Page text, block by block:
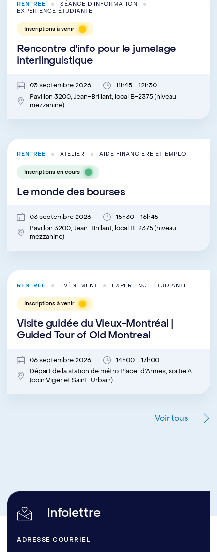
RENTRÉE
SÉANCE D'INFORMATION
EXPÉRIENCE ÉTUDIANTE
Inscriptions à venir
Rencontre d'info pour le jumelage
interlinguistique
03 septembre 2026
11h45 - 12h30
Pavillon 3200, Jean-Brillant, local B-2375 (niveau
mezzanine)
RENTRÉE ATELIER AIDE FINANCIÈRE ET EMPLOI
Inscriptions en cours
Le monde des bourses
03 septembre 2026
15h30 - 16h45
Pavillon 3200, Jean-Brillant, local B-2375 (niveau
mezzanine)
RENTRÉE ÉVÈNEMENT EXPÉRIENCE ÉTUDIANTE
Inscriptions à venir
Visite guidée du Vieux-Montréal |
Guided Tour of Old Montreal
06 septembre 2026
14h00 - 17h00
Départ de la station de métro Place-d’Armes, sortie A
(coin Viger et Saint-Urbain)
Voir tous
Infolettre
ADRESSE COURRIEL